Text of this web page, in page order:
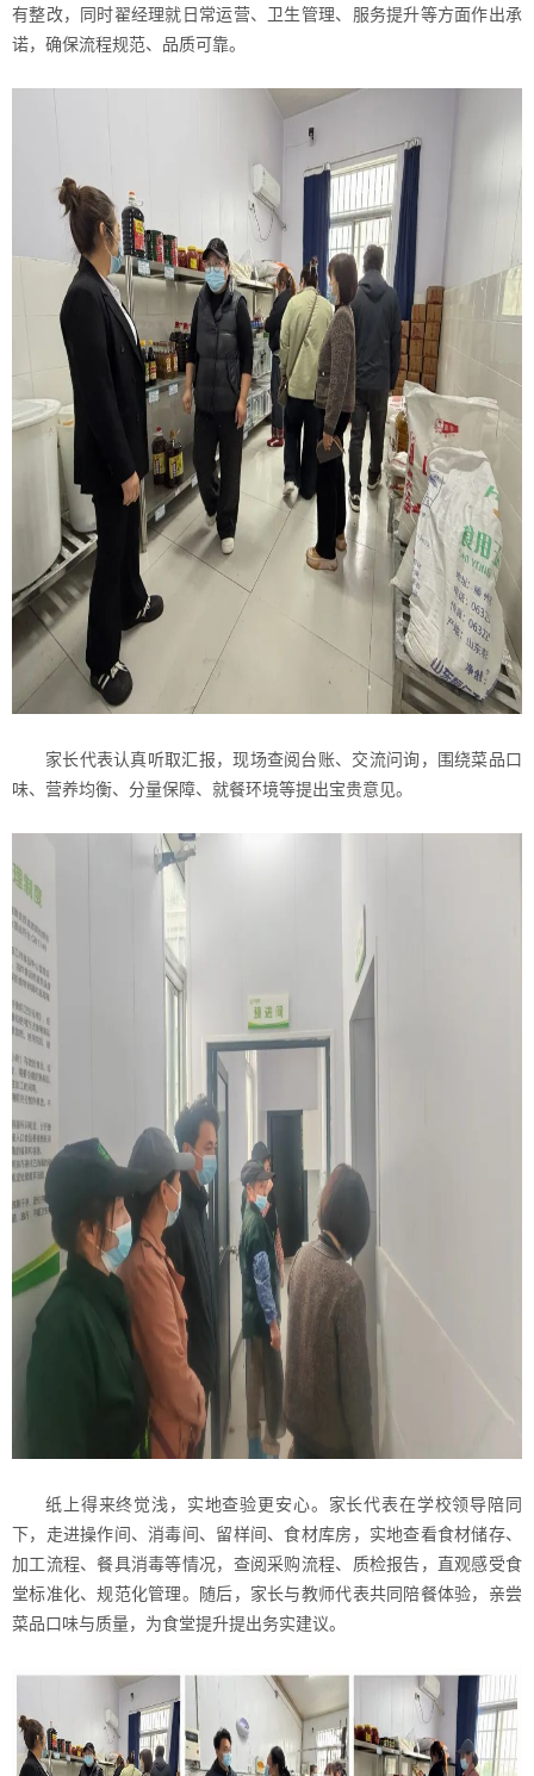
有整改，同时翟经理就日常运营、卫生管理、服务提升等方面作出承
诺，确保流程规范、品质可靠。
家长代表认真听取汇报，现场查阅台账、交流问询，围绕菜品口
味、营养均衡、分量保障、就餐环境等提出宝贵意见。
纸上得来终觉浅，实地查验更安心。家长代表在学校领导陪同
下，走进操作间、消毒间、留样间、食材库房，实地查看食材储存、
加工流程、餐具消毒等情况，查阅采购流程、质检报告，直观感受食
堂标准化、规范化管理。随后，家长与教师代表共同陪餐体验，亲尝
菜品口味与质量，为食堂提升提出务实建议。